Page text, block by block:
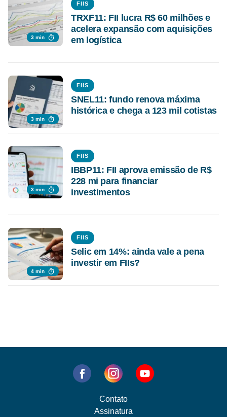
3 min
FIIS
TRXF11: FII lucra R$ 60 milhões e
acelera expansão com aquisições
em logística
3 min
FIIS
SNEL11: fundo renova máxima
histórica e chega a 123 mil cotistas
3 min
FIIS
IBBP11: FII aprova emissão de R$
228 mi para financiar
investimentos
4 min
FIIS
Selic em 14%: ainda vale a pena
investir em FIIs?
Contato
Assinatura